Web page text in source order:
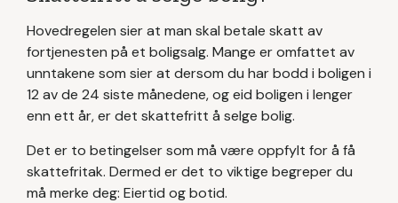
Hovedregelen sier at man skal betale skatt av
fortjenesten på et boligsalg. Mange er omfattet av
unntakene som sier at dersom du har bodd i boligen i
12 av de 24 siste månedene, og eid boligen i lenger
enn ett år, er det skattefritt å selge bolig.
Det er to betingelser som må være oppfylt for å få
skattefritak. Dermed er det to viktige begreper du
må merke deg: Eiertid og botid.